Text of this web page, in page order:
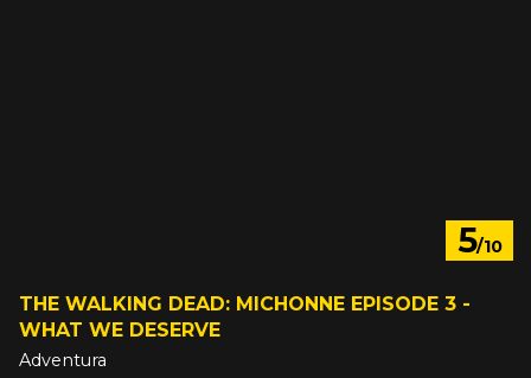
5/10
THE WALKING DEAD: MICHONNE EPISODE 3 -
WHAT WE DESERVE
Adventura